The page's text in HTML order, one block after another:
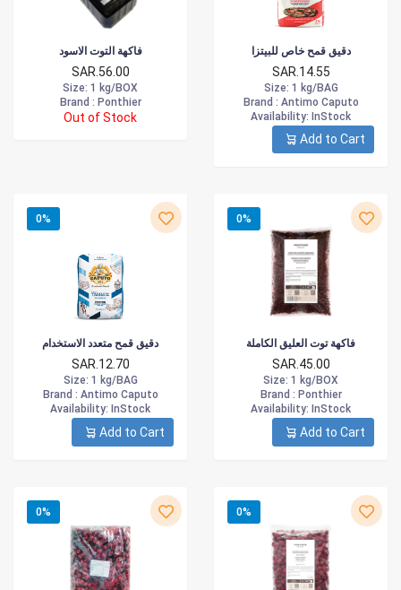
فاكهة التوت الاسود
SAR.56.00
Size: 1 kg/BOX
Brand : Ponthier
Out of Stock
دقيق قمح خاص للبيتزا
SAR.14.55
Size: 1 kg/BAG
Brand : Antimo Caputo
Availability: InStock
Add to Cart
0%
دقيق قمح متعدد الاستخدام
SAR.12.70
Size: 1 kg/BAG
Brand : Antimo Caputo
Availability: InStock
Add to Cart
0%
فاكهة توت العليق الكاملة
SAR.45.00
Size: 1 kg/BOX
Brand : Ponthier
Availability: InStock
Add to Cart
0% 0%